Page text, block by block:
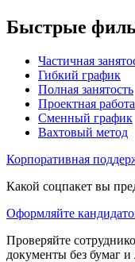
Быстрые
Частичная
Гибкий график
Полная занятость
Проектная работа
Сменный график
Вахтовый метод
Корпоративная
Какой соцпакет вы
Оформляйте
Проверяйте
документы без бумаг